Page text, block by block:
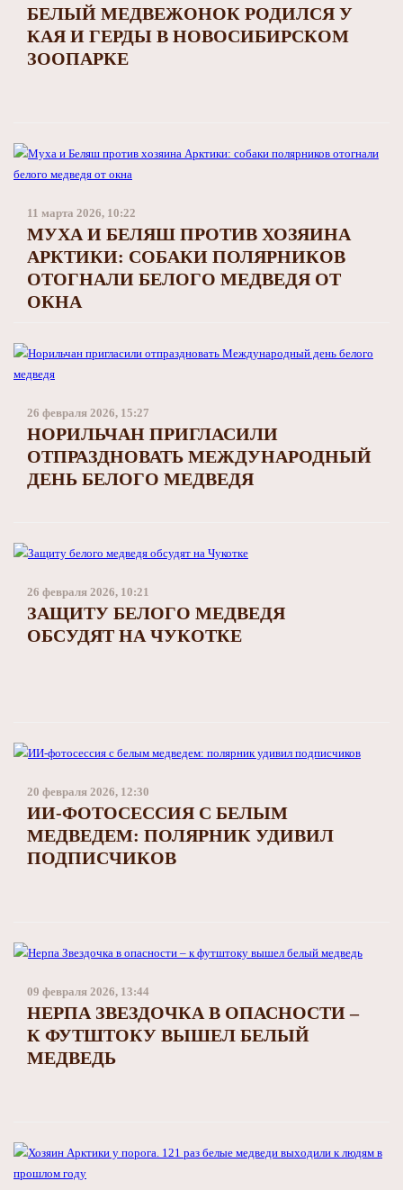
БЕЛЫЙ МЕДВЕЖОНОК РОДИЛСЯ У
КАЯ И ГЕРДЫ В НОВОСИБИРСКОМ
ЗООПАРКЕ
11 марта 2026, 10:22
МУХА И БЕЛЯШ ПРОТИВ ХОЗЯИНА
АРКТИКИ: СОБАКИ ПОЛЯРНИКОВ
ОТОГНАЛИ БЕЛОГО МЕДВЕДЯ ОТ
ОКНА
26 февраля 2026, 15:27
НОРИЛЬЧАН ПРИГЛАСИЛИ
ОТПРАЗДНОВАТЬ МЕЖДУНАРОДНЫЙ
ДЕНЬ БЕЛОГО МЕДВЕДЯ
26 февраля 2026, 10:21
ЗАЩИТУ БЕЛОГО МЕДВЕДЯ
ОБСУДЯТ НА ЧУКОТКЕ
20 февраля 2026, 12:30
ИИ-ФОТОСЕССИЯ С БЕЛЫМ
МЕДВЕДЕМ: ПОЛЯРНИК УДИВИЛ
ПОДПИСЧИКОВ
09 февраля 2026, 13:44
НЕРПА ЗВЕЗДОЧКА В ОПАСНОСТИ –
К ФУТШТОКУ ВЫШЕЛ БЕЛЫЙ
МЕДВЕДЬ